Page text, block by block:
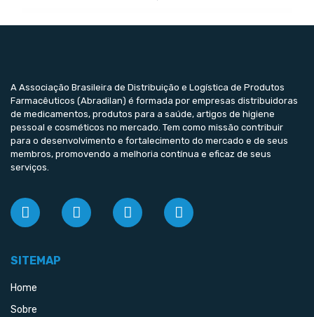
A Associação Brasileira de Distribuição e Logística de Produtos
Farmacêuticos (Abradilan) é formada por empresas distribuidoras
de medicamentos, produtos para a saúde, artigos de higiene
pessoal e cosméticos no mercado. Tem como missão contribuir
para o desenvolvimento e fortalecimento do mercado e de seus
membros, promovendo a melhoria contínua e eficaz de seus
serviços.
SITEMAP
Home
Sobre